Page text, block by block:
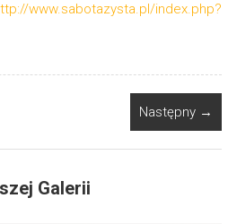
www.sabotazysta.pl/index.php?
Następny →
Galerii